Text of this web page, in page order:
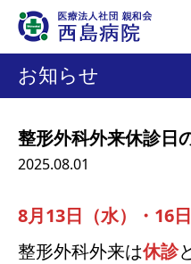
お知らせ
整形外科外来休診日
2025.08.01
8月13日（水）・16日
整形外科外来は休診